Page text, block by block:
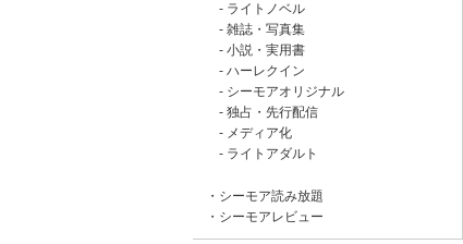
ライトノベル
雑誌・写真集
小説・実用書
ハーレクイン
シーモアオリジナル
独占・先行配信
メディア化
ライトアダルト
シーモア読み放題
シーモアレビュー